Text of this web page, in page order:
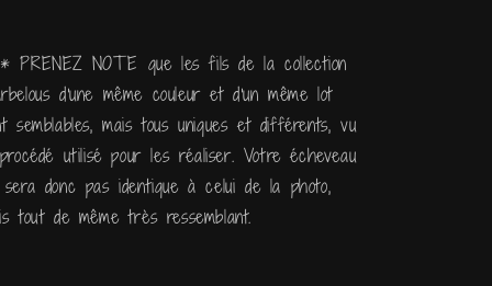
PRENEZ NOTE que les fils de la collection
d'une même couleur et d'un même lot
semblables, mais tous uniques et différents, vu
utilisé pour les réaliser. Votre écheveau
donc pas identique à celui de la photo,
tout de même très ressemblant.